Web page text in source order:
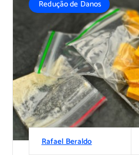
Rafael Beraldo
Redução de Danos